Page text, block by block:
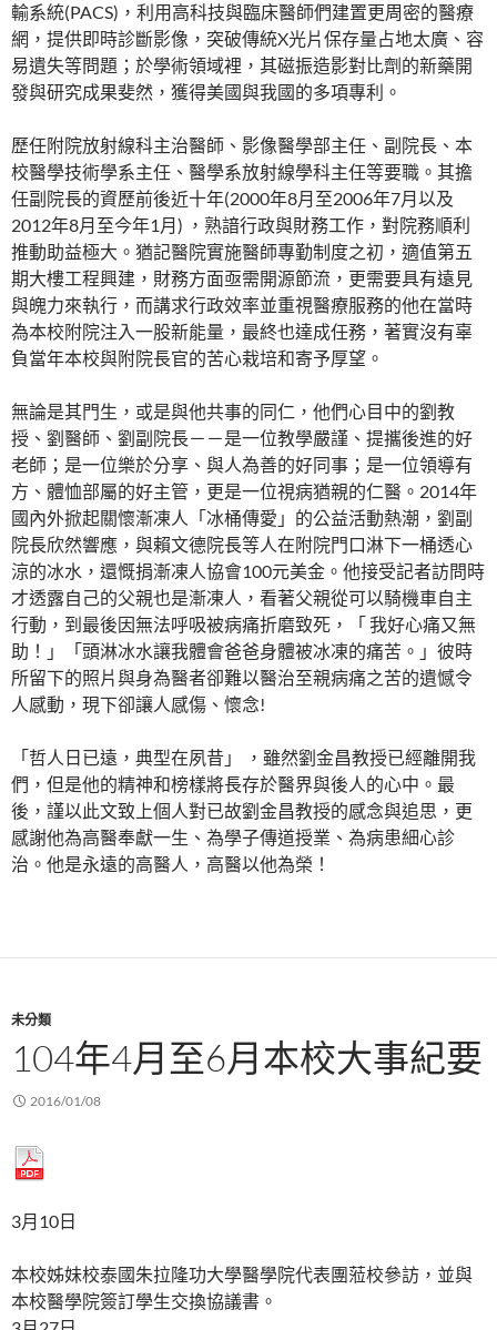
輸系統(PACS)，利用高科技與臨床醫師們建置更周密的醫療
網，提供即時診斷影像，突破傳統X光片保存量占地太廣、容
易遺失等問題；於學術領域裡，其磁振造影對比劑的新藥開
發與研究成果斐然，獲得美國與我國的多項專利。
歷任附院放射線科主治醫師、影像醫學部主任、副院長、本
校醫學技術學系主任、醫學系放射線學科主任等要職。其擔
任副院長的資歷前後近十年(2000年8月至2006年7月以及
2012年8月至今年1月) ，熟諳行政與財務工作，對院務順利
推動助益極大。猶記醫院實施醫師專勤制度之初，適值第五
期大樓工程興建，財務方面亟需開源節流，更需要具有遠見
與魄力來執行，而講求行政效率並重視醫療服務的他在當時
為本校附院注入一股新能量，最終也達成任務，著實沒有辜
負當年本校與附院長官的苦心栽培和寄予厚望。
無論是其門生，或是與他共事的同仁，他們心目中的劉教
授、劉醫師、劉副院長－－是一位教學嚴謹、提攜後進的好
老師；是一位樂於分享、與人為善的好同事；是一位領導有
方、體恤部屬的好主管，更是一位視病猶親的仁醫。2014年
國內外掀起關懷漸凍人「冰桶傳愛」的公益活動熱潮，劉副
院長欣然響應，與賴文德院長等人在附院門口淋下一桶透心
涼的冰水，還慨捐漸凍人協會100元美金。他接受記者訪問時
才透露自己的父親也是漸凍人，看著父親從可以騎機車自主
行動，到最後因無法呼吸被病痛折磨致死，「 我好心痛又無
助！」「頭淋冰水讓我體會爸爸身體被冰凍的痛苦。」彼時
所留下的照片與身為醫者卻難以醫治至親病痛之苦的遺憾令
人感動，現下卻讓人感傷、懷念!
「哲人日已遠，典型在夙昔」 ，雖然劉金昌教授已經離開我
們，但是他的精神和榜樣將長存於醫界與後人的心中。最
後，謹以此文致上個人對已故劉金昌教授的感念與追思，更
感謝他為高醫奉獻一生、為學子傳道授業、為病患細心診
治。他是永遠的高醫人，高醫以他為榮！
未分類
104年4月至6月本校大事紀要
2016/01/08
3月10日
本校姊妹校泰國朱拉隆功大學醫學院代表團蒞校參訪，並與
本校醫學院簽訂學生交換協議書。